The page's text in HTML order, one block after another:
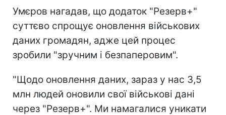
Умєров нагадав, що додаток "Резерв+"
суттєво спрощує оновлення військових
даних громадян, адже цей процес
зробили "зручним і безпаперовим".
"Щодо оновлення даних, зараз у нас 3,5
млн людей оновили свої військові дані
через "Резерв+". Ми намагалися уникати